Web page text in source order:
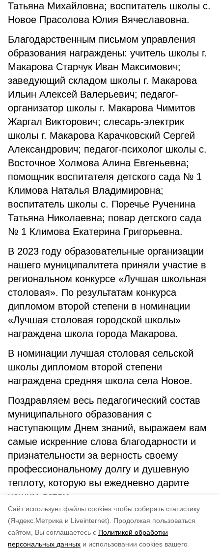
Cайт использует файлы cookies чтобы собирать статистику
(Яндекс.Метрика и Liveinternet).
Продолжая пользоваться
сайтом, Вы соглашаетесь с Политикой обработки
персональных данных и использовании cookies вашего
Татьяна Михайловна; воспитатель школы с.
Новое Прасолова Юлия Вячеславовна.
Благодарственным письмом управления
образования награждены: учитель школы г.
Макарова Старчук Иван Максимович;
заведующий складом школы г. Макарова
Ильин Алексей Валерьевич; педагог-
организатор школы г. Макарова Чимитов
Жаргал Викторович; слесарь-электрик
школы г. Макарова Карачковский Сергей
Александрович; педагог-психолог школы с.
Восточное Холмова Алина Евгеньевна;
помощник воспитателя детского сада № 1
Климова Наталья Владимировна;
воспитатель школы с. Поречье Рученина
Татьяна Николаевна; повар детского сада
№ 1 Климова Екатерина Григорьевна.
В 2023 году образовательные организации
нашего муниципалитета приняли участие в
региональном конкурсе «Лучшая школьная
столовая». По результатам конкурса
дипломом второй степени в номинации
«Лучшая столовая городской школы»
награждена школа города Макарова.
В номинации лучшая столовая сельской
школы дипломом второй степени
награждена средняя школа села Новое.
Поздравляем весь педагогический состав
муниципального образования с
наступающим Днем знаний, выражаем вам
самые искренние слова благодарности и
признательности за верность своему
профессиональному долгу и душевную
теплоту, которую вы ежедневно дарите
нашим детям.
А. Петрова.